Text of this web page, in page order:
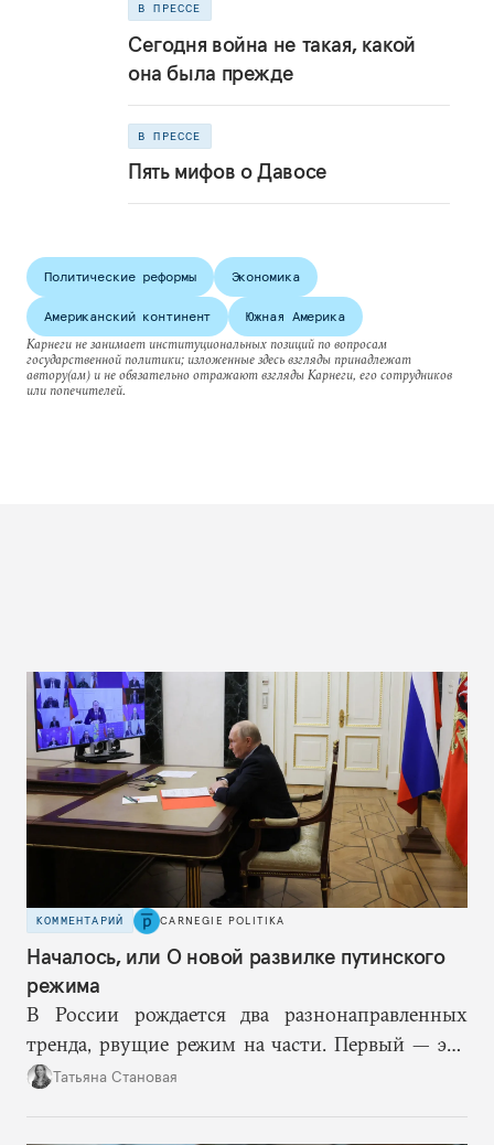
В ПРЕССЕ
Сегодня война не такая, какой
она была прежде
В ПРЕССЕ
Пять мифов о Давосе
Политические реформы Экономика
Американский континент
Южная Америка
Карнеги не занимает институциональных позиций по вопросам
государственной политики; изложенные здесь взгляды принадлежат
автору(ам) и не обязательно отражают взгляды Карнеги, его сотрудников
или попечителей.
КОММЕНТАРИЙ CARNEGIE POLITIKA
Началось, или О новой развилке путинского
режима
В России рождается два разнонаправленных
тренда, рвущие режим на части. Первый — это
путинская логика войны, где эскалация влечет за
Татьяна Становая